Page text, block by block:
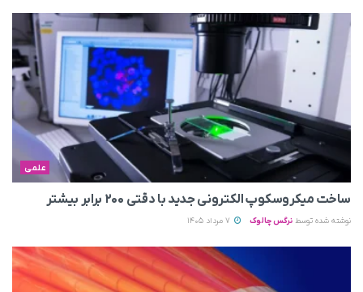
علمی
ساخت میکروسکوپ الکترونی جدید با دقتی ۲۰۰ برابر بیشتر
نوشته شده توسط نرگس چالوک